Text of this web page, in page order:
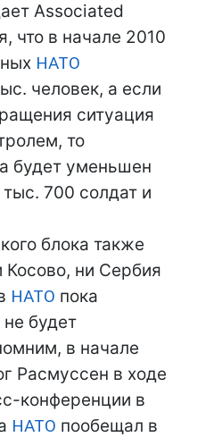
Associated
что в начале 2010
НАТО
человек, а если
ситуация
то
будет уменьшен
700 солдат и
блока также
Косово, ни Сербия
НАТО пока
будет
в начале
Расмуссен в ходе
конференции в
НАТО пообещал в